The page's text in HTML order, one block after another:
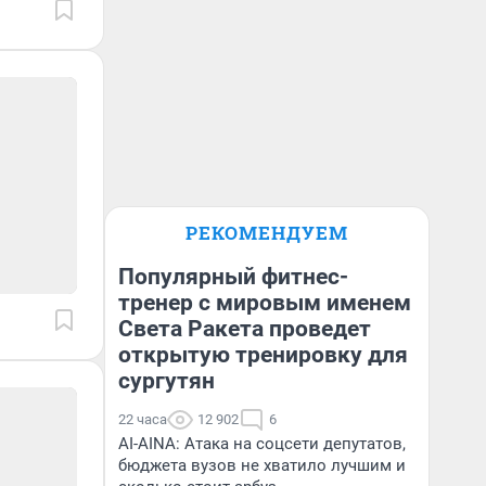
РЕКОМЕНДУЕМ
Популярный фитнес-
тренер с мировым именем
Света Ракета проведет
открытую тренировку для
сургутян
22 часа 12 902 6
AI-AINA: Атака на соцсети депутатов,
бюджета вузов не хватило лучшим и